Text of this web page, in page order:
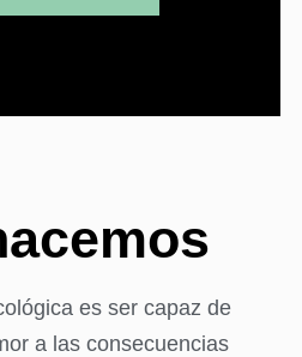
es ser capaz de
a las consecuencias